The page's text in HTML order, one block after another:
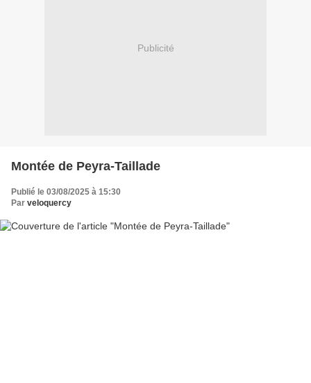
Publicité
Montée de Peyra-Taillade
Publié le 03/08/2025 à 15:30
Par veloquercy